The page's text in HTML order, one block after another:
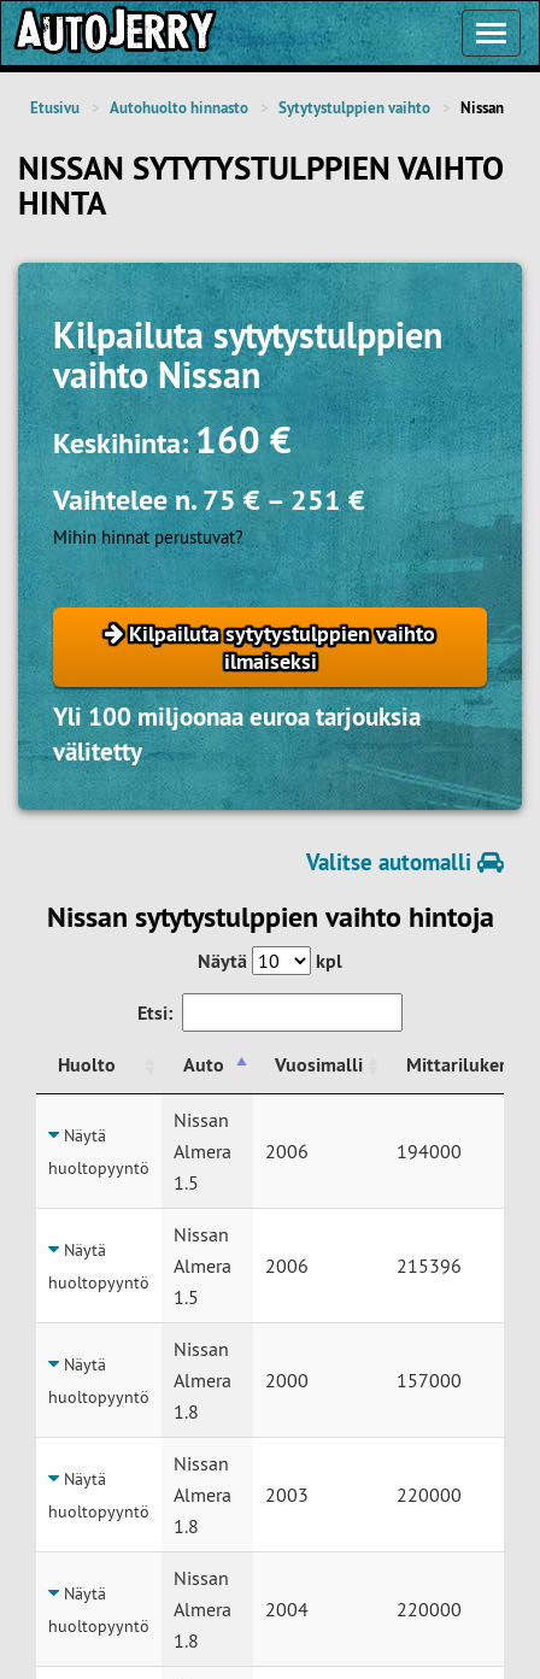
Etusivu Autohuolto hinnasto Sytytystulppien vaihto Nissan
NISSAN SYTYTYSTULPPIEN VAIHTO
HINTA
Kilpailutasytytystulppien
vaihto Nissan
Keskihinta:160 €
Vaihtelee n.75 €– 251 €
Mihin hinnat perustuvat?
Kilpailuta sytytystulppien vaihto
ilmaiseksi
Yli 100 miljoonaa euroa tarjouksia
välitetty
Valitse automalli
Nissan sytytystulppien vaihto hintoja
Näytä kpl
Etsi:
Huolto Auto Vuosimalli
Mittarilukema
Auto
Näytä
huoltopyyntö
Nissan
Almera
1.5
2006 194000
Näytä
huoltopyyntö
Nissan
Almera
1.5
2006 215396
Näytä
huoltopyyntö
Nissan
Almera
1.8
2000 157000
Näytä
huoltopyyntö
Nissan
Almera
1.8
2003 220000
Näytä
huoltopyyntö
Nissan
Almera
1.8
2004 220000